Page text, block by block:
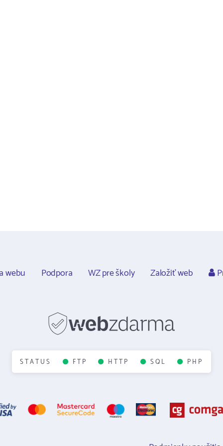
webu Podpora WZ pre školy Založiť web
STATUS FTP HTTP SQL PHP